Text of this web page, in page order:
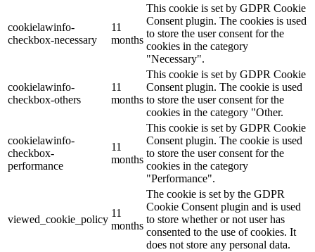
cookielawinfo-
checkbox-necessary
11
months
This cookie is set by GDPR Cookie
Consent plugin. The cookies is used
to store the user consent for the
cookies in the category
"Necessary".
cookielawinfo-
checkbox-others
11
months
This cookie is set by GDPR Cookie
Consent plugin. The cookie is used
to store the user consent for the
cookies in the category "Other.
cookielawinfo-
checkbox-
performance
11
months
This cookie is set by GDPR Cookie
Consent plugin. The cookie is used
to store the user consent for the
cookies in the category
"Performance".
viewed_cookie_policy
11
months
The cookie is set by the GDPR
Cookie Consent plugin and is used
to store whether or not user has
consented to the use of cookies. It
does not store any personal data.